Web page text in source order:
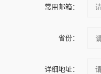
常用邮箱：
省份：
详细地址：